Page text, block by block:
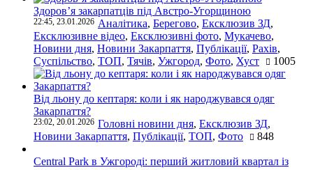
Здоров’я закарпатців під Австро-Угорщиною
22:45, 23.01.2026 Аналітика, Берегово, Ексклюзив ЗД,
Ексклюзивне відео, Ексклюзивні фото, Мукачево,
Новини дня, Новини Закарпаття, Публікації, Рахів,
Суспільство, ТОП, Тячів, Ужгород, Фото, Хуст 1005
Від льону до кептаря: коли і як народжувався одяг
Закарпаття?
23:02, 20.01.2026 Головні новини дня, Ексклюзив ЗД,
Новини Закарпаття, Публікації, ТОП, Фото 848
Central Park в Ужгороді: перший житловий квартал із